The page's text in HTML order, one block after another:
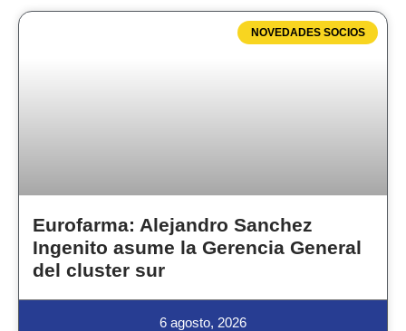
NOVEDADES SOCIOS
Eurofarma: Alejandro Sanchez
Ingenito asume la Gerencia General
del cluster sur
6 agosto, 2026